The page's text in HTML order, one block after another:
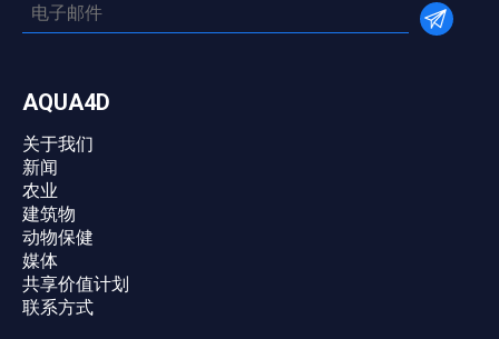
AQUA4D
关于我们
新闻
农业
建筑物
动物保健
媒体
共享价值计划
联系方式